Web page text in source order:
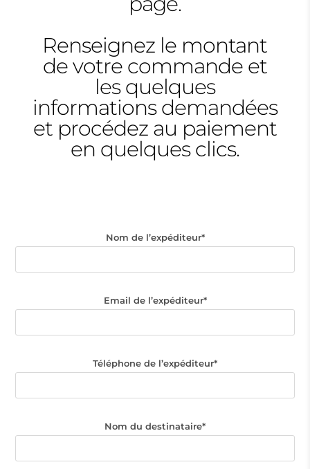
Renseignez le montant
de votre commande et
les quelques
informations demandées
et procédez au paiement
en quelques clics.
Nom de l’expéditeur*
Email de l’expéditeur*
Téléphone de l’expéditeur*
Nom du destinataire*